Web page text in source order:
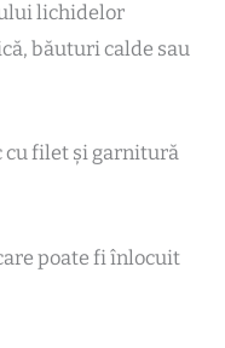
lichidelor
băuturi calde sau
cu filet și garnitură
poate fi înlocuit